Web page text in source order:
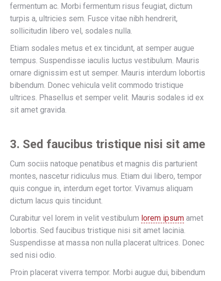
fermentum ac. Morbi fermentum risus feugiat, dictum
turpis a, ultricies sem. Fusce vitae nibh hendrerit,
sollicitudin libero vel, sodales nulla.
Etiam sodales metus et ex tincidunt, at semper augue
tempus. Suspendisse iaculis luctus vestibulum. Mauris
ornare dignissim est ut semper. Mauris interdum lobortis
bibendum. Donec vehicula velit commodo tristique
ultrices. Phasellus et semper velit. Mauris sodales id ex
sit amet gravida.
3. Sed faucibus tristique nisi sit ame
Cum sociis natoque penatibus et magnis dis parturient
montes, nascetur ridiculus mus. Etiam dui libero, tempor
quis congue in, interdum eget tortor. Vivamus aliquam
dictum lacus quis tincidunt.
Curabitur vel lorem in velit vestibulum lorem ipsum amet
lobortis. Sed faucibus tristique nisi sit amet lacinia.
Suspendisse at massa non nulla placerat ultrices. Donec
sed nisi odio.
Proin placerat viverra tempor. Morbi augue dui, bibendum